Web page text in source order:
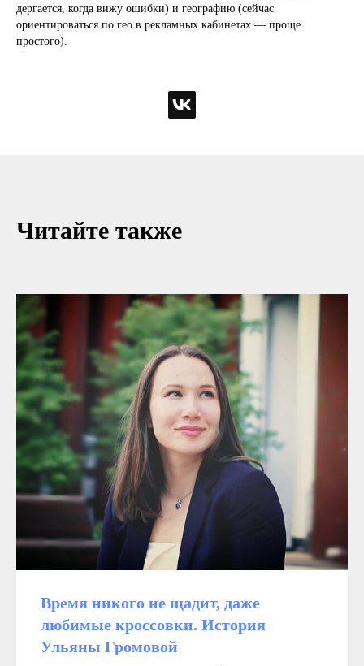
дергается, когда вижу ошибки) и географию (сейчас
ориентироваться по гео в рекламных кабинетах — проще
простого).
Читайте также
Время никого не щадит, даже
любимые кроссовки. История
Ульяны Громовой